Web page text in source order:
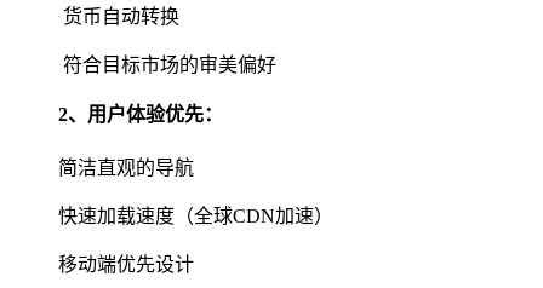
货币自动转换
符合目标市场的审美偏好
2‌、 用户体验优先‌：
简洁直观的导航
快速加载速度（全球CDN加速）
移动端优先设计